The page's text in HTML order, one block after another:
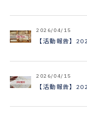
2026/04/15
【活動報告】
2026/04/15
【活動報告】